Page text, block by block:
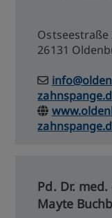
Ostseestraße
26131
Pd. Dr.
Mayte